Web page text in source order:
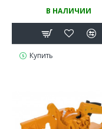
В НАЛИЧИИ
Купить